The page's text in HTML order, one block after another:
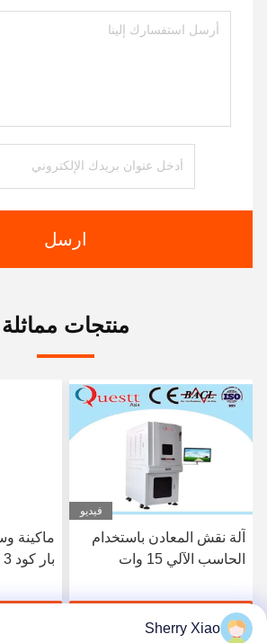
ارسل
منتجات مماثلة
فيديو
آلة نقش المعادن باستخدام
الحاسب الآلي 15 وات
احصل على أفضل سعر
ماكينة
بار كود 3 وات 5 وات
Sherry Xiao